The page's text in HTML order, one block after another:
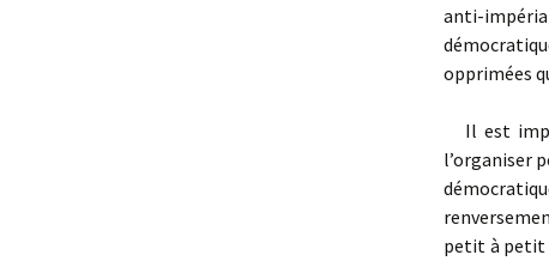
anti-
opprimées
Il est
l’organiser
petit à petit